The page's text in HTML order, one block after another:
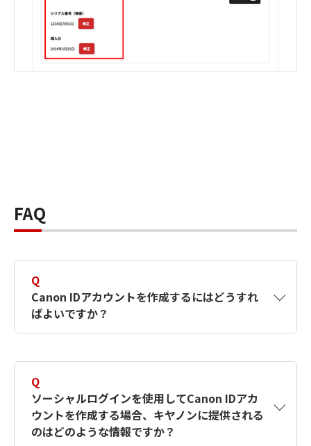
FAQ
Q
Canon IDアカウントを作成するにはどうすれ
ばよいですか？
す。詳しい作成方法は【カメラ】Canon IDとは
何ですか？Canon IDの作成方法は？をご確認く
ださい。
Q
ソーシャルログインを使用してCanon IDアカ
ウントを作成する場合、キヤノンに提供される
のはどのような情報ですか？